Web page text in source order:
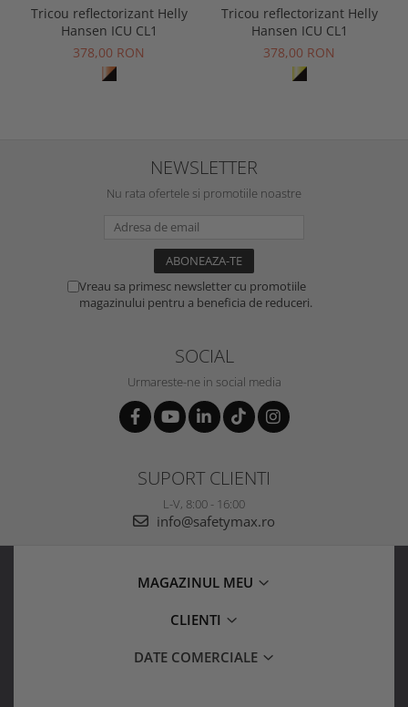
Tricou reflectorizant Helly
Hansen ICU CL1
378,00 RON
Tricou reflectorizant Helly
Hansen ICU CL1
378,00 RON
NEWSLETTER
Nu rata ofertele si promotiile noastre
Vreau sa primesc newsletter cu promotiile
magazinului pentru a beneficia de reduceri.
SOCIAL
Urmareste-ne in social media
SUPORT CLIENTI
L-V, 8:00 - 16:00
info@safetymax.ro
MAGAZINUL MEU
CLIENTI
DATE COMERCIALE